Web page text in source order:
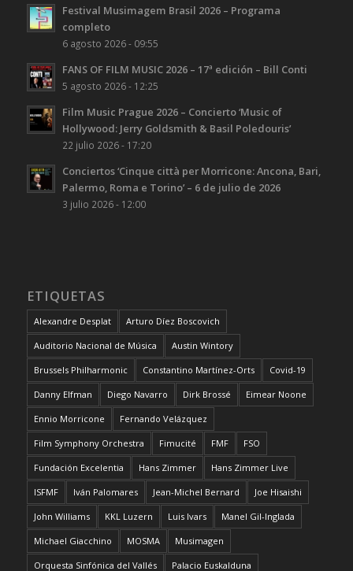
Festival Musimagem Brasil 2026 – Programa
completo
6 agosto 2026 - 09:55
FANS OF FILM MUSIC 2026 – 17ª edición – Bill Conti
5 agosto 2026 - 12:25
Film Music Prague 2026 – Concierto ‘Music of
Hollywood: Jerry Goldsmith & Basil Poledouris’
22 julio 2026 - 17:20
Conciertos ‘Cinque città per Morricone: Ancona, Bari,
Palermo, Roma e Torino’ – 6 de julio de 2026
3 julio 2026 - 12:00
ETIQUETAS
Alexandre Desplat Arturo Díez Boscovich
Auditorio Nacional de Música Austin Wintory
Brussels Philharmonic Constantino Martínez-Orts Covid-19
Danny Elfman Diego Navarro Dirk Brossé Eimear Noone
Ennio Morricone Fernando Velázquez
Film Symphony Orchestra Fimucité FMF FSO
Fundación Excelentia Hans Zimmer Hans Zimmer Live
ISFMF Iván Palomares Jean-Michel Bernard Joe Hisaishi
John Williams KKL Luzern Luis Ivars Manel Gil-Inglada
Michael Giacchino MOSMA Musimagen
Orquesta Sinfónica del Vallés Palacio Euskalduna